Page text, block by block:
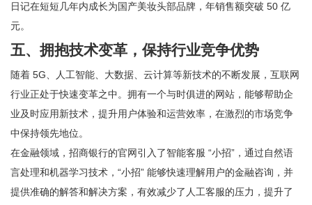
日记在短短几年内成长为国产美妆头部品牌，年销售额突破 50 亿
元。
五、拥抱技术变革，保持行业竞争优势
随着 5G、人工智能、大数据、云计算等新技术的不断发展，互联网
行业正处于快速变革之中。拥有一个与时俱进的网站，能够帮助企
业及时应用新技术，提升用户体验和运营效率，在激烈的市场竞争
中保持领先地位。
在金融领域，招商银行的官网引入了智能客服 “小招”，通过自然语
言处理和机器学习技术，“小招” 能够快速理解用户的金融咨询，并
提供准确的解答和解决方案，有效减少了人工客服的压力，提升了